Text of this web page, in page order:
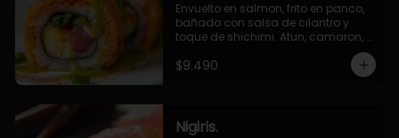
Envuelto en salmon, frito en panco,
bañado con salsa de cilantro y
toque de shichimi. Atun, camaron,
$9.490
Nigiris.